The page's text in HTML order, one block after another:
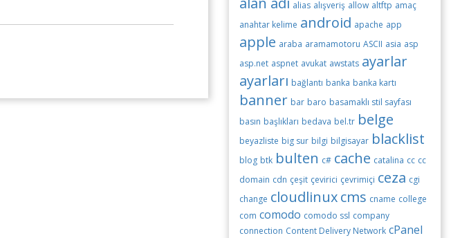
alias alışveriş allow altftp amaç
anahtar kelime android apache app
apple araba aramamotoru ASCII asia asp
asp.net aspnet avukat awstats ayarlar
ayarları bağlantı banka banka kartı
banner bar baro basamaklı stil sayfası
basın başlıkları bedava bel.tr belge
beyazliste big sur bilgi bilgisayar blacklist
blog btk bulten c# cache catalina cc cc
domain cdn çeşit çevirici çevrimiçi ceza cgi
change cloudlinuxcms cname college
com comodo comodo ssl company
connection Content Delivery Network cPanel